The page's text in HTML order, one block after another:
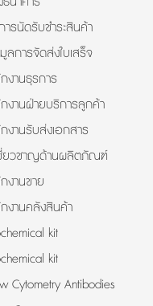
ารนัดรับชำระสินค้า
ลการจัดส่งใบเสร็จ
งานธุรการ
งานฝ่ายบริการลูกค้า
งานรับส่งเอกสาร
ยวชาญด้านผลิตภัณฑ์
งานขาย
งานคลังสินค้า
kit
kit
Cytometry Antibodies